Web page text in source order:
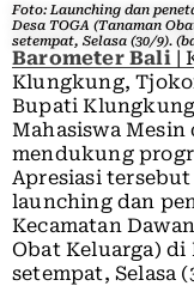
Foto: Launching dan
Desa TOGA (Tanaman
setempat, Selasa (30/9).
Barometer Bali
Klungkung,
Bupati
Mahasiswa
mendukung
Apresiasi
launching dan
Kecamatan
Obat Keluarga) di
setempat, Selasa